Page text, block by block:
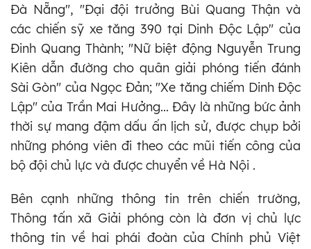
Đà Nẵng", "Đại đội trưởng Bùi Quang Thận và
các chiến sỹ xe tăng 390 tại Dinh Độc Lập" của
Đinh Quang Thành; "Nữ biệt động Nguyễn Trung
Kiên dẫn đường cho quân giải phóng tiến đánh
Sài Gòn" của Ngọc Đản; "Xe tăng chiếm Dinh Độc
Lập" của Trần Mai Hưởng... Đây là những bức ảnh
thời sự mang đậm dấu ấn lịch sử, được chụp bởi
những phóng viên đi theo các mũi tiến công của
bộ đội chủ lực và được chuyển về Hà Nội .
Bên cạnh những thông tin trên chiến trường,
Thông tấn xã Giải phóng còn là đơn vị chủ lực
thông tin về hai phái đoàn của Chính phủ Việt